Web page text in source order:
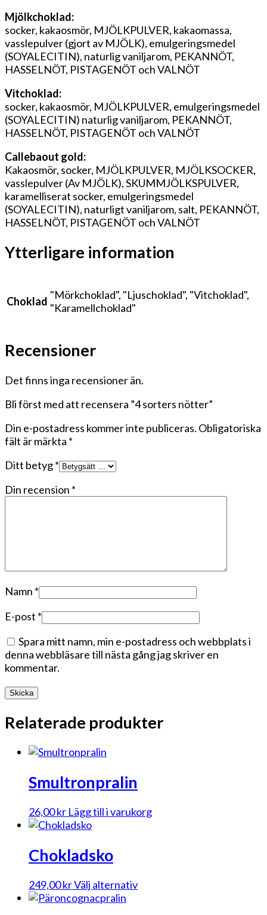
Mjölkchoklad:
socker, kakaosmör, MJÖLKPULVER, kakaomassa,
vasslepulver (gjort av MJÖLK), emulgeringsmedel
(SOYALECITIN), naturlig vaniljarom, PEKANNÖT,
HASSELNÖT, PISTAGENÖT och VALNÖT
Vitchoklad:
socker, kakaosmör, MJÖLKPULVER, emulgeringsmedel
(SOYALECITIN) naturlig vaniljarom, PEKANNÖT,
HASSELNÖT, PISTAGENÖT och VALNÖT
Callebaout gold:
Kakaosmör, socker, MJÖLKPULVER, MJÖLKSOCKER,
vasslepulver (Av MJÖLK), SKUMMJÖLKSPULVER,
karamelliserat socker, emulgeringsmedel
(SOYALECITIN), naturligt vaniljarom, salt, PEKANNÖT,
HASSELNÖT, PISTAGENÖT och VALNÖT
Ytterligare information
Choklad "Mörkchoklad", "Ljuschoklad", "Vitchoklad",
"Karamellchoklad"
Recensioner
Det finns inga recensioner än.
Bli först med att recensera ”4 sorters nötter”
Din e-postadress kommer inte publiceras. Obligatoriska
fält är märkta *
Ditt betyg*
Din recension *
Namn *
E-post *
Spara mitt namn, min e-postadress och webbplats i
denna webbläsare till nästa gång jag skriver en
kommentar.
Relaterade produkter
Smultronpralin
26,00kr Lägg till i varukorg
Chokladsko
249,00krVälj alternativDen